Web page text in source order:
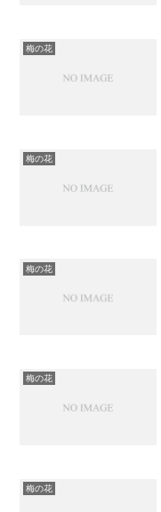
梅の花
梅の花
梅の花
梅の花
梅の花